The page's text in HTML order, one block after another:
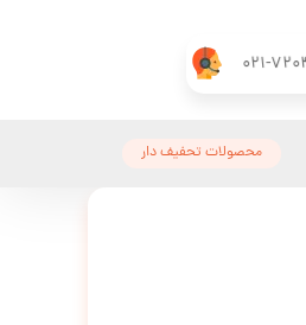
021-
محصولات تحفیف دار